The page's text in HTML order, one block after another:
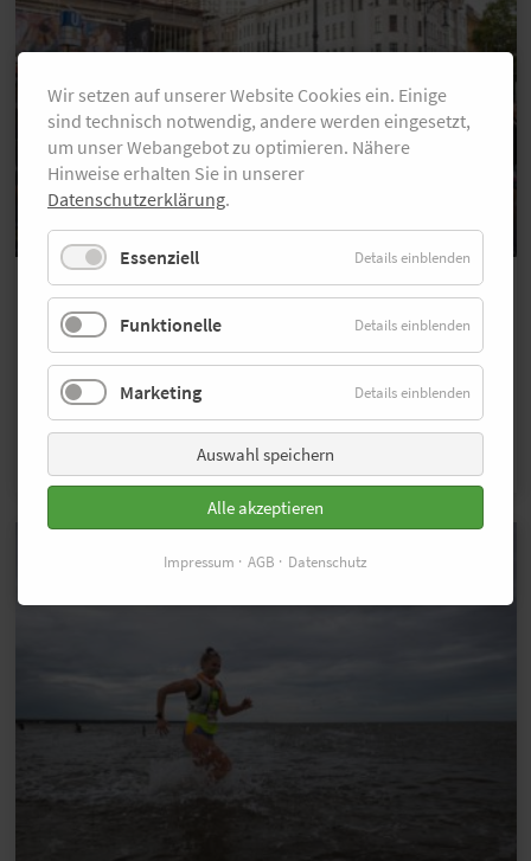
Bildergalerie
Über 300 Fotos von der adidas
Runners City Night
Über 16.350 Teilnehmende und Skater sorgten bei der
adidas Runners City Night in Berlin für einen
stimmungsvollen Sommerabend auf dem
Kurfürstendamm. Hier gibt's die Bilder.
Wir setzen auf unserer Website Cookies ein. Einige
sind technisch notwendig, andere werden eingesetzt,
um unser Webangebot zu optimieren. Nähere
Hinweise erhalten Sie in unserer
Datenschutzerklärung.
Essenziell Details einblenden
Funktionelle Details einblenden
Marketing Details einblenden
Auswahl speichern
Alle akzeptieren
Impressum AGB Datenschutz